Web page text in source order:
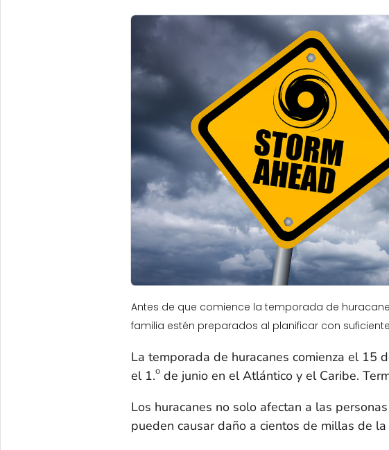
Antes de que comience la temporada de
familia estén preparados al planificar con
La temporada de huracanes comienza el 15
el 1.ode junio en el Atlántico y el Caribe.
Los huracanes no solo afectan a las
pueden causar daño a cientos de millas de